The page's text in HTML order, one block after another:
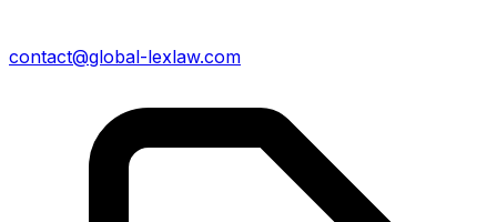
contact@global-lexlaw.com